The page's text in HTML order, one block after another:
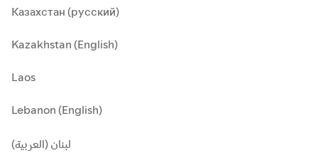
Казахстан (русский)
Kazakhstan (English)
Laos
Lebanon (English)
لبنان (العربية)